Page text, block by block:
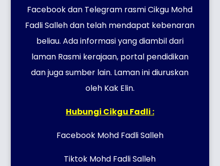
Facebook dan Telegram rasmi Cikgu Mohd
Fadli Salleh dan telah mendapat kebenaran
beliau. Ada informasi yang diambil dari
laman Rasmi kerajaan, portal pendidikan
dan juga sumber lain. Laman ini diuruskan
oleh Kak Elin.
Hubungi Cikgu Fadli :
Facebook Mohd Fadli Salleh
Tiktok Mohd Fadli Salleh